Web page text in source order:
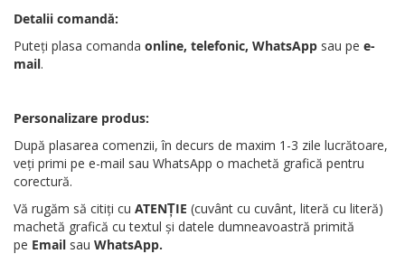
Detalii comandă:
Puteți plasa comanda online, telefonic, WhatsApp sau pe e-
mail.
Personalizare produs:
După plasarea comenzii, în decurs de maxim 1-3 zile lucrătoare,
veți primi pe e-mail sau WhatsApp o machetă grafică pentru
corectură.
Vă rugăm să citiți cu ATENȚIE (cuvânt cu cuvânt, literă cu literă)
machetă grafică cu textul și datele dumneavoastră primită
pe Email sau WhatsApp.